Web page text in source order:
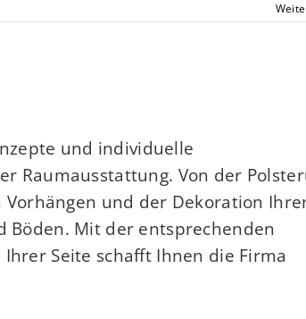
und individuelle
Raumausstattung. Von der
und der Dekoration
Böden. Mit der entsprechenden
Seite schafft Ihnen die Firma